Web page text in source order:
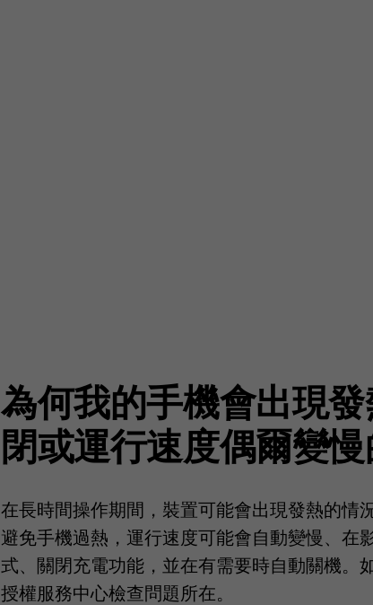
為何我的手機會出現
閉或運行速度偶爾變慢
在長時間操作期間，裝置可能會出現發熱的情
避免手機過熱，運行速度可能會自動變慢、在
式、關閉充電功能，並在有需要時自動關機。
授權服務中心檢查問題所在。